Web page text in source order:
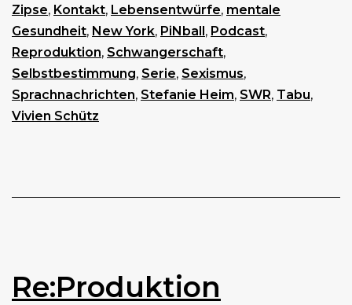
Zipse, Kontakt, Lebensentwürfe, mentale
Gesundheit, New York, PiNball, Podcast,
Reproduktion, Schwangerschaft,
Selbstbestimmung, Serie, Sexismus,
Sprachnachrichten, Stefanie Heim, SWR, Tabu,
Vivien Schütz
Re:Produktion